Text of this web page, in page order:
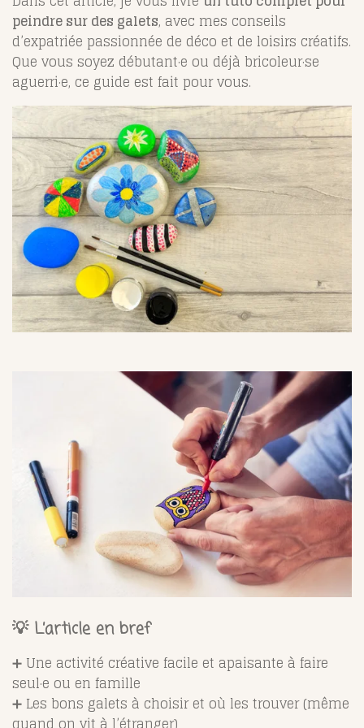
peindre sur des galets, avec mes conseils
d’expatriée passionnée de déco et de loisirs créatifs.
Que vous soyez débutant·e ou déjà bricoleur·se
aguerri·e, ce guide est fait pour vous.
💡 L’article en bref
➕ Une activité créative facile et apaisante à faire
seul·e ou en famille
➕ Les bons galets à choisir et où les trouver (même